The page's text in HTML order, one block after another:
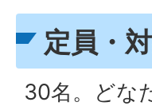
定員・
30名。どな